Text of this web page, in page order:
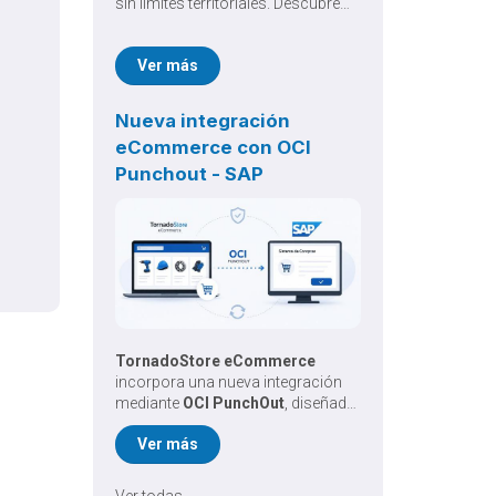
pymes elimina el caos operativo.
Ver más
Nueva integración
eCommerce con OCI
Punchout - SAP
TornadoStore eCommerce
incorpora una nueva integración
mediante OCI PunchOut, diseñada
para simplificar y automatizar los
procesos de compra entre
proveedores y empresas que
utilizan SAP.
Ver más